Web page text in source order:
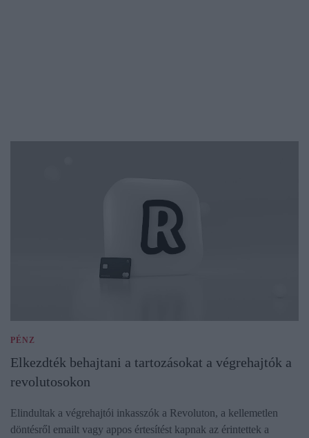
PÉNZ
Elkezdték behajtani a tartozásokat a végrehajtók a
revolutosokon
Elindultak a végrehajtói inkasszók a Revoluton, a kellemetlen
döntésről emailt vagy appos értesítést kapnak az érintettek a